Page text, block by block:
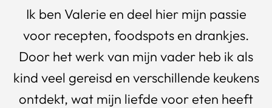
Ik ben Valerie en deel hier mijn passie
voor recepten, foodspots en drankjes.
Door het werk van mijn vader heb ik als
kind veel gereisd en verschillende keukens
ontdekt, wat mijn liefde voor eten heeft